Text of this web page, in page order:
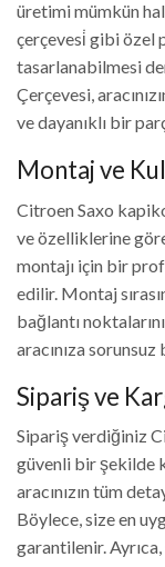
üretimi mümkün
çerçevesi̇ gibi özel
tasarlanabilmesi
Çerçevesi,
ve dayanıklı bir
Montaj ve
Citroen Saxo
ve özelliklerine
montajı için bir
edilir. Montaj
bağlantı
aracınıza
Sipariş ve
Sipariş verdiğiniz
güvenli bir şekilde
aracınızın tüm
Böylece, size en
garantilenir.